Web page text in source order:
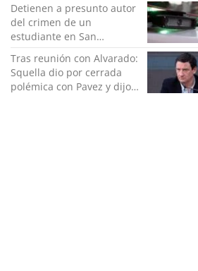
Detienen a presunto autor
del crimen de un
estudiante en San
Bernardo
Tras reunión con Alvarado:
Squella dio por cerrada
polémica con Pavez y dijo